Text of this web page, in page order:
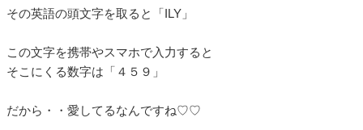
その英語の頭文字を取ると「ILY」
この文字を携帯やスマホで入力すると
そこにくる数字は「４５９」
だから・・愛してるなんですね♡♡